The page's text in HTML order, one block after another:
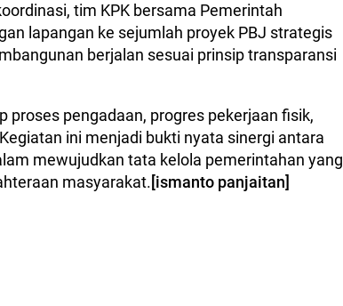
tim KPK bersama Pemerintah
lapangan ke sejumlah proyek PBJ strategis
berjalan sesuai prinsip transparansi
proses pengadaan, progres pekerjaan fisik,
ini menjadi bukti nyata sinergi antara
mewujudkan tata kelola pemerintahan yang
masyarakat.[ismanto panjaitan]